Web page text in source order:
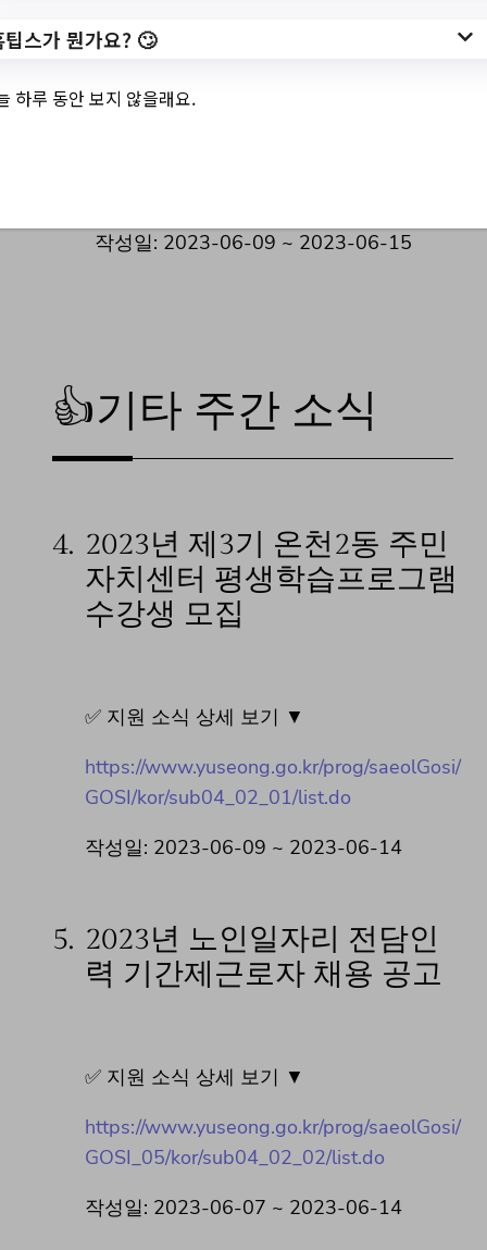
✅ 지원 소식 상세 보기 ▼
작성일: 2023-06-09 ~ 2023-06-15
👍기타 주간 소식
4. 2023년 제3기 온천2동 주민
자치센터 평생학습프로그램
수강생 모집
✅ 지원 소식 상세 보기 ▼
https://www.yuseong.go.kr/prog/saeolGosi/
GOSI/kor/sub04_02_01/list.do
작성일: 2023-06-09 ~ 2023-06-14
5. 2023년 노인일자리 전담인
력 기간제근로자 채용 공고
✅ 지원 소식 상세 보기 ▼
https://www.yuseong.go.kr/prog/saeolGosi/
GOSI_05/kor/sub04_02_02/list.do
작성일: 2023-06-07 ~ 2023-06-14
팁스가 뭔가요? 🙄
하루 동안 보지 않을래요.